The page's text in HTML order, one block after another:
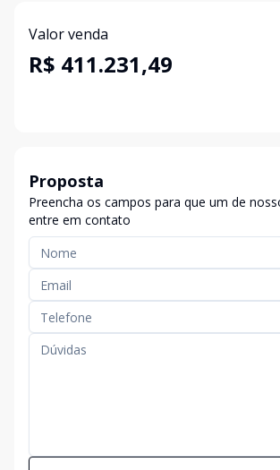
Valor venda
R$ 411.231,49
Proposta
Preencha os campos para que um de
entre em contato